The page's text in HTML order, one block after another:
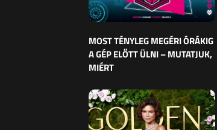
MOST TÉNYLEG MEGÉRI ÓRÁKIG
A GÉP ELŐTT ÜLNI – MUTATJUK,
MIÉRT